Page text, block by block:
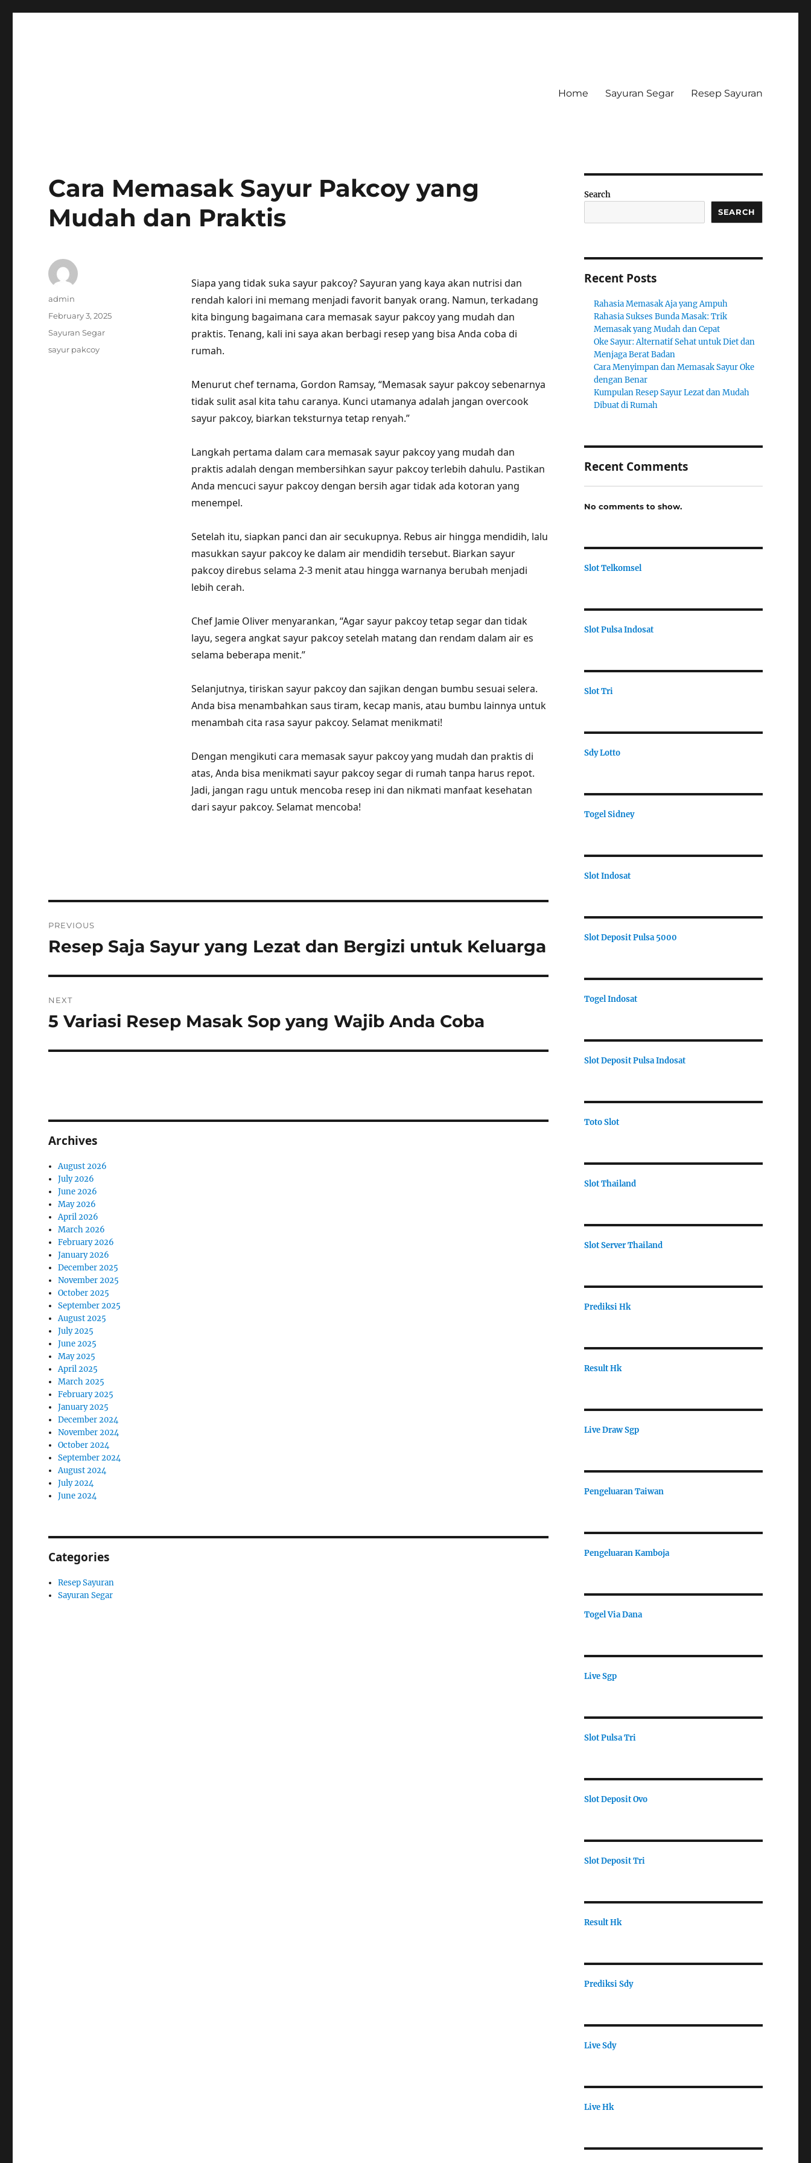
Home Sayuran Segar Resep Sayuran
Cara Memasak Sayur Pakcoy yang
Mudah dan Praktis
Siapa yang tidak suka sayur pakcoy? Sayuran yang kaya akan nutrisi dan
rendah kalori ini memang menjadi favorit banyak orang. Namun, terkadang
kita bingung bagaimana cara memasak sayur pakcoy yang mudah dan
praktis. Tenang, kali ini saya akan berbagi resep yang bisa Anda coba di
rumah.
Menurut chef ternama, Gordon Ramsay, “Memasak sayur pakcoy sebenarnya
tidak sulit asal kita tahu caranya. Kunci utamanya adalah jangan overcook
sayur pakcoy, biarkan teksturnya tetap renyah.”
Langkah pertama dalam cara memasak sayur pakcoy yang mudah dan
praktis adalah dengan membersihkan sayur pakcoy terlebih dahulu. Pastikan
Anda mencuci sayur pakcoy dengan bersih agar tidak ada kotoran yang
menempel.
Setelah itu, siapkan panci dan air secukupnya. Rebus air hingga mendidih, lalu
masukkan sayur pakcoy ke dalam air mendidih tersebut. Biarkan sayur
pakcoy direbus selama 2-3 menit atau hingga warnanya berubah menjadi
lebih cerah.
Chef Jamie Oliver menyarankan, “Agar sayur pakcoy tetap segar dan tidak
layu, segera angkat sayur pakcoy setelah matang dan rendam dalam air es
selama beberapa menit.”
Selanjutnya, tiriskan sayur pakcoy dan sajikan dengan bumbu sesuai selera.
Anda bisa menambahkan saus tiram, kecap manis, atau bumbu lainnya untuk
menambah cita rasa sayur pakcoy. Selamat menikmati!
Dengan mengikuti cara memasak sayur pakcoy yang mudah dan praktis di
atas, Anda bisa menikmati sayur pakcoy segar di rumah tanpa harus repot.
Jadi, jangan ragu untuk mencoba resep ini dan nikmati manfaat kesehatan
dari sayur pakcoy. Selamat mencoba!
Author
admin
Posted
February 3, 2025
Categories
Sayuran Segar
Tags
sayur pakcoy
navigation
PREVIOUS
Previous
Resep Saja Sayur yang Lezat dan Bergizi untuk Keluarga
NEXT
Next
5 Variasi Resep Masak Sop yang Wajib Anda Coba
Archives
August 2026
July 2026
June 2026
May 2026
April 2026
March 2026
February 2026
January 2026
December 2025
November 2025
October 2025
September 2025
August 2025
July 2025
June 2025
May 2025
April 2025
March 2025
February 2025
January 2025
December 2024
November 2024
October 2024
September 2024
August 2024
July 2024
June 2024
Categories
Resep Sayuran
Sayuran Segar
Search
SEARCH
Recent Posts
Rahasia Memasak Aja yang Ampuh
Rahasia Sukses Bunda Masak: Trik
Memasak yang Mudah dan Cepat
Oke Sayur: Alternatif Sehat untuk Diet dan
Menjaga Berat Badan
Cara Menyimpan dan Memasak Sayur Oke
dengan Benar
Kumpulan Resep Sayur Lezat dan Mudah
Dibuat di Rumah
Recent Comments
No comments to show.
Slot Telkomsel
Slot Pulsa Indosat
Slot Tri
Sdy Lotto
Togel Sidney
Slot Indosat
Slot Deposit Pulsa 5000
Togel Indosat
Slot Deposit Pulsa Indosat
Toto Slot
Slot Thailand
Slot Server Thailand
Prediksi Hk
Result Hk
Live Draw Sgp
Pengeluaran Taiwan
Pengeluaran Kamboja
Togel Via Dana
Live Sgp
Slot Pulsa Tri
Slot Deposit Ovo
Slot Deposit Tri
Result Hk
Prediksi Sdy
Live Sdy
Live Hk